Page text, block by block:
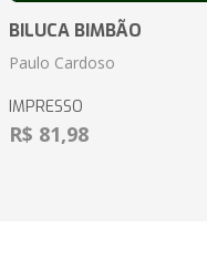
BILUCA BIMBÃO
Paulo Cardoso
IMPRESSO
R$ 81,98